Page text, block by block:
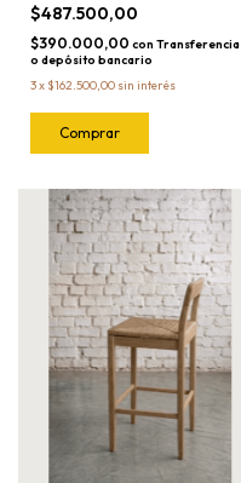
$487.500,00
$390.000,00 con Transferencia
o depósito bancario
3x $162.500,00 sin interés